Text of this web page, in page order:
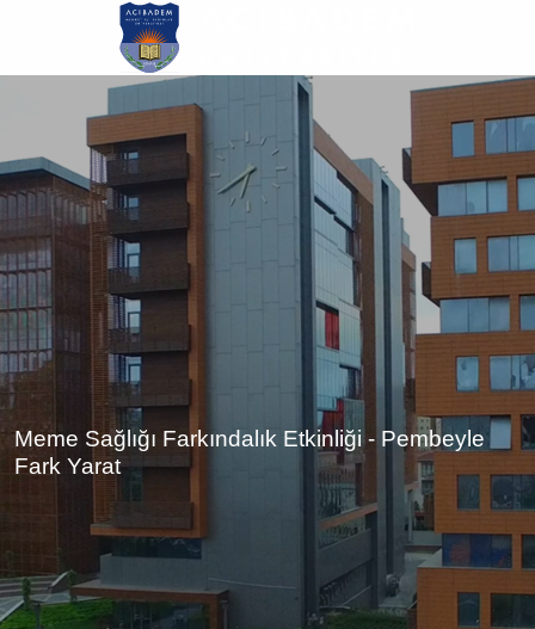
atla
Meme Sağlığı Farkındalık Etkinliği - Pembeyle
Fark Yarat